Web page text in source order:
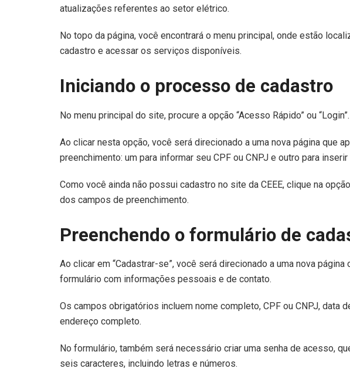
atualizações referentes ao setor elétrico.
No topo da página, você encontrará o menu principal, onde estão
cadastro e acessar os serviços disponíveis.
Iniciando o processo de cadastro
No menu principal do site, procure a opção “Acesso Rápido” ou “Login”.
Ao clicar nesta opção, você será direcionado a uma nova página que
preenchimento: um para informar seu CPF ou CNPJ e outro para
Como você ainda não possui cadastro no site da CEEE, clique na
dos campos de preenchimento.
Preenchendo o formulário de
Ao clicar em “Cadastrar-se”, você será direcionado a uma nova
formulário com informações pessoais e de contato.
Os campos obrigatórios incluem nome completo, CPF ou CNPJ, data
endereço completo.
No formulário, também será necessário criar uma senha de acesso,
seis caracteres, incluindo letras e números.